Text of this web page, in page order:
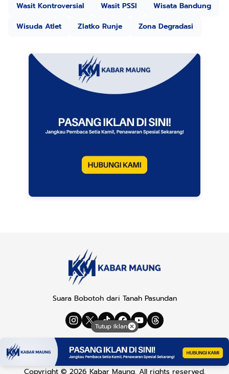
Wasit Kontroversial
Wasit PSSI
Wisata Bandung
Wisuda Atlet
Zlatko Runje Zona Degradasi
Tutup Iklan
Suara Bobotoh dari Tanah Pasundan
Tentang KamiRedaksi
DisclaimerInfo KerjasamaKontak
Copyright © 2026 Kabar Maung. All rights reserved.